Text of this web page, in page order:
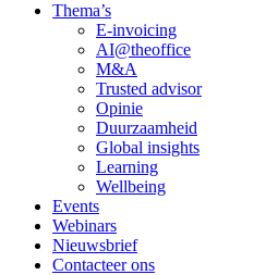
Thema’s
E-invoicing
AI@theoffice
M&A
Trusted advisor
Opinie
Duurzaamheid
Global insights
Learning
Wellbeing
Events
Webinars
Nieuwsbrief
Contacteer ons